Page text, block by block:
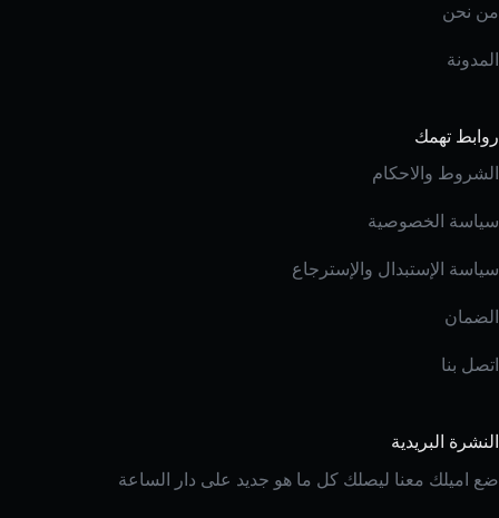
من نحن
المدونة
روابط تهمك
الشروط والاحكام
سياسة الخصوصية
سياسة الإستبدال والإسترجاع
الضمان
اتصل بنا
النشرة البريدية
ضع اميلك معنا ليصلك كل ما هو جديد على دار الساعة